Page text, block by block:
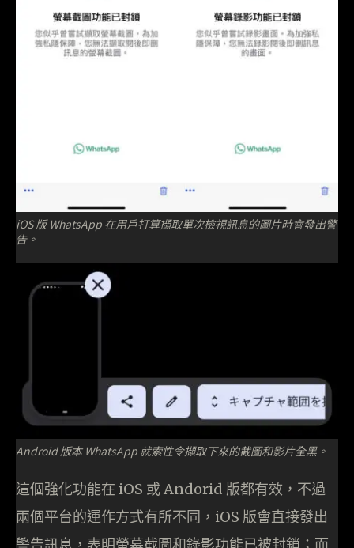
iOS 版 WhatsApp 在用戶打算擷取單次檢視訊息的圖片時會發出警
告。
Android 版本 WhatsApp 就索性令擷取下來的截圖和影片全黑。
這個強化功能在 iOS 或 Andorid 版都有效，不過
兩個平台的運作方式有所不同，iOS 版會直接發出